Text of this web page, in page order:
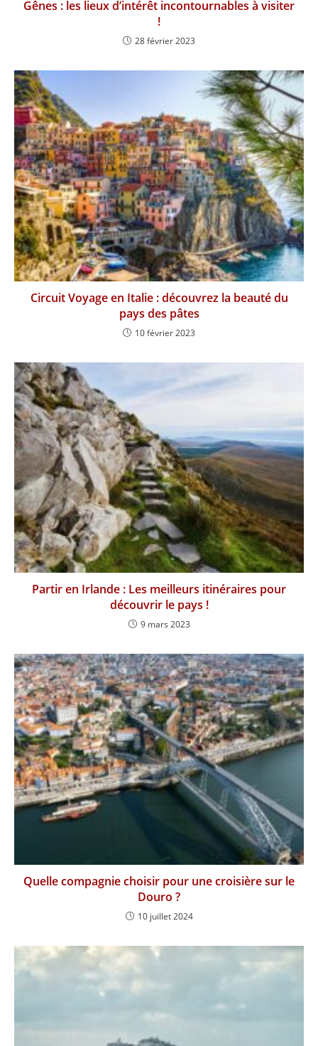
Gênes : les lieux d’intérêt incontournables à visiter
!
28 février 2023
Circuit Voyage en Italie : découvrez la beauté du
pays des pâtes
10 février 2023
Partir en Irlande : Les meilleurs itinéraires pour
découvrir le pays !
9 mars 2023
Quelle compagnie choisir pour une croisière sur le
Douro ?
10 juillet 2024